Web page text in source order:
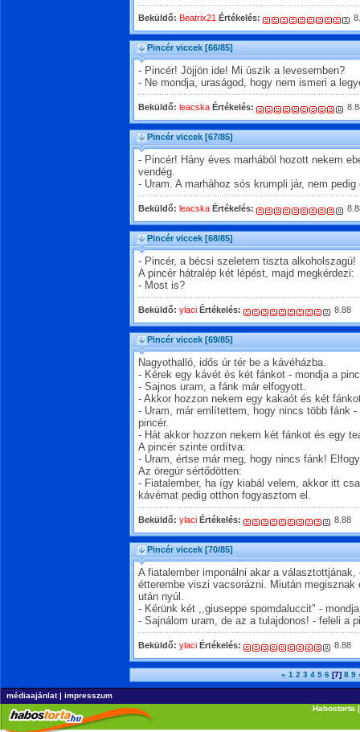
Beküldő: Beatrix21 Értékelés:
Pincér viccek [66/85]
- Pincér! Jöjjön ide! Mi úszik a levesemben?
- Ne mondja, uraságod, hogy nem ismeri a
Beküldő: leacska Értékelés:
Pincér viccek [67/85]
- Pincér! Hány éves marhából hozott nekem
vendég.
- Uram. A marhához sós krumpli jár, nem pedig
Beküldő: leacska Értékelés:
Pincér viccek [68/85]
- Pincér, a bécsi szeletem tiszta alkoholszagú!
A pincér hátralép két lépést, majd megkérdezi:
- Most is?
Beküldő: ylaci Értékelés: 8.88
Pincér viccek [69/85]
Nagyothalló, idős úr tér be a kávéházba.
- Kérek egy kávét és két fánkot - mondja a
- Sajnos uram, a fánk már elfogyott.
- Akkor hozzon nekem egy kakaót és két
- Uram, már említettem, hogy nincs több fánk
pincér.
- Hát akkor hozzon nekem két fánkot és egy
A pincér szinte ordítva:
- Uram, értse már meg, hogy nincs fánk!
Az öregúr sértődötten:
- Fiatalember, ha így kiabál velem, akkor itt
kávémat pedig otthon fogyasztom el.
Beküldő: ylaci Értékelés: 8.88
Pincér viccek [70/85]
A fiatalember imponálni akar a
étterembe viszi vacsorázni. Miután
után nyúl.
- Kérünk két ,,giuseppe spomdaluccit" -
- Sajnálom uram, de az a tulajdonos! - feleli a
Beküldő: ylaci Értékelés: 8.88
« 1 2 3 4 5 6 [7] 8 9
médiaajánlat| impresszum
Habostorta